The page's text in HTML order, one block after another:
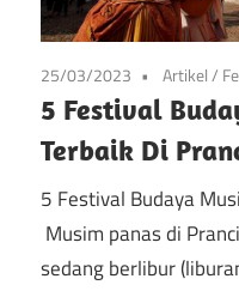
festival
lainnya
25/03/2023 Artikel/
5 Festival
Terbaik Di
5 Festival Budaya
Musim panas di
sedang berlibur